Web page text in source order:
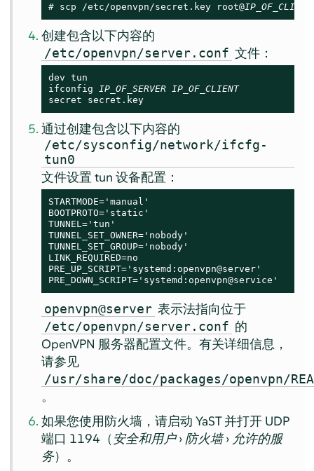
# scp /etc/openvpn/secret.key root@IP_OF_CLIENT
创建包含以下内容的
/etc/openvpn/server.conf 文件：
dev tun
ifconfig
IP_OF_SERVER
IP_OF_CLIENT
secret secret.key
通过创建包含以下内容的
/etc/sysconfig/network/ifcfg-
tun0
文件设置 tun 设备配置：
STARTMODE='manual'
BOOTPROTO='static'
TUNNEL='tun'
TUNNEL_SET_OWNER='nobody'
TUNNEL_SET_GROUP='nobody'
LINK_REQUIRED=no
PRE_UP_SCRIPT='systemd:openvpn@server'
PRE_DOWN_SCRIPT='systemd:openvpn@service'
openvpn@server 表示法指向位于
/etc/openvpn/server.conf 的
OpenVPN 服务器配置文件。有关详细信息，
请参见
/usr/share/doc/packages/openvpn/
。
如果您使用防火墙，请启动 YaST 并打开 UDP
端口 1194（ 安全和用户› 防火墙› 允许的服
务）。